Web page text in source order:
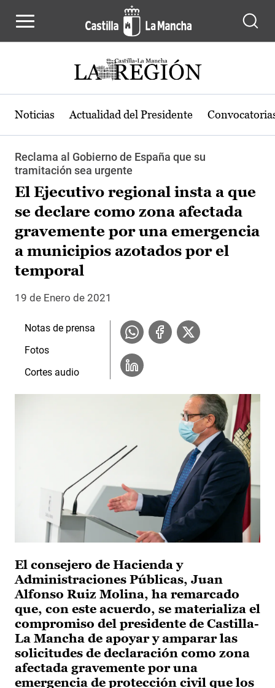
Noticias Actualidad del Presidente
Reclama al Gobierno de España que su
tramitación sea urgente
El Ejecutivo regional insta a que
se declare como zona afectada
gravemente por una emergencia
a municipios azotados por el
temporal
19 de Enero de 2021
El consejero de Hacienda y
Administraciones Públicas, Juan
Alfonso Ruiz Molina, ha remarcado
que, con este acuerdo, se materializa el
compromiso del presidente de Castilla-
La Mancha de apoyar y amparar las
solicitudes de declaración como zona
afectada gravemente por una
emergencia de protección civil que los
Notas de prensa
Fotos
Cortes audio